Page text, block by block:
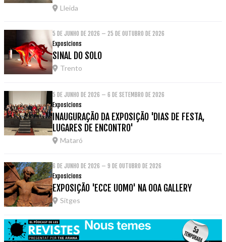
Lleida
5 DE JUNHO DE 2026 – 25 DE OUTUBRO DE 2026
Exposicions
SINAL DO SOLO
Trento
5 DE JUNHO DE 2026 – 6 DE SETEMBRO DE 2026
Exposicions
INAUGURAÇÃO DA EXPOSIÇÃO 'DIAS DE FESTA,
LUGARES DE ENCONTRO'
Mataró
6 DE JUNHO DE 2026 – 9 DE OUTUBRO DE 2026
Exposicions
EXPOSIÇÃO 'ECCE UOMO' NA OOA GALLERY
Sitges